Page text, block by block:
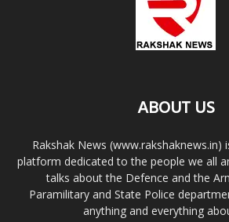
ABOUT US
Rakshak News (www.rakshaknews.in)
platform dedicated to the people we all
talks about the Defence and the
Paramilitary and State Police
anything and everything